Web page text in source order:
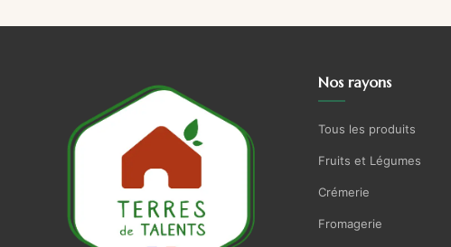
Nos rayons
Tous les produits
Fruits et Légumes
Crémerie
Fromagerie